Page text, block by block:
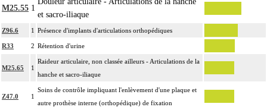
M25.55 1
et sacro-iliaque
Z96.6 1 Présence d'implants d'articulations orthopédiques
R33 2 Rétention d'urine
M25.65 1
Raideur articulaire, non classée ailleurs - Articulations de la
hanche et sacro-iliaque
Z47.0 1
Soins de contrôle impliquant l'enlèvement d'une plaque et
autre prothèse interne (orthopédique) de fixation